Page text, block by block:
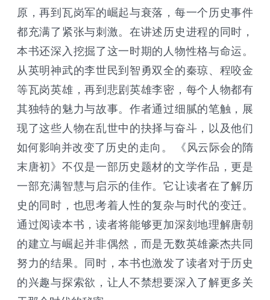
原，再到瓦岗军的崛起与衰落，每一个历史事件
都充满了紧张与刺激。在讲述历史进程的同时，
本书还深入挖掘了这一时期的人物性格与命运。
从英明神武的李世民到智勇双全的秦琼、程咬金
等瓦岗英雄，再到悲剧英雄李密，每个人物都有
其独特的魅力与故事。作者通过细腻的笔触，展
现了这些人物在乱世中的抉择与奋斗，以及他们
如何影响并改变了历史的走向。 《风云际会的隋
末唐初》不仅是一部历史题材的文学作品，更是
一部充满智慧与启示的佳作。它让读者在了解历
史的同时，也思考着人性的复杂与时代的变迁。
通过阅读本书，读者将能够更加深刻地理解唐朝
的建立与崛起并非偶然，而是无数英雄豪杰共同
努力的结果。同时，本书也激发了读者对于历史
的兴趣与探索欲，让人不禁想要深入了解更多关